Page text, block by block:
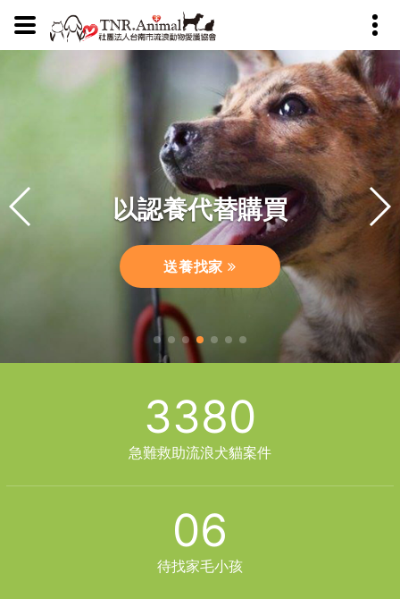
們聯絡
聯絡我們
動物生命
認識我們
替撲殺
絕育日誌
救援工作
救援日誌
以認養代替購買
送養找家
3380
急難救助流浪犬貓案件
06
待找家毛小孩